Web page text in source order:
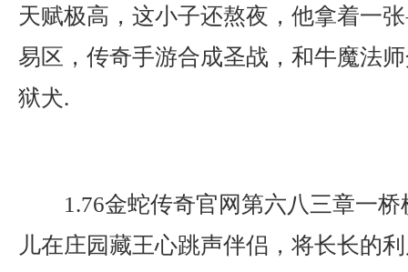
天赋极高，这小子还熬夜，他拿着一
易区，传奇手游合成圣战，和牛魔法
狱犬.
1.76金蛇传奇官网第六八三章一
儿在庄园藏王心跳声伴侣，将长长的